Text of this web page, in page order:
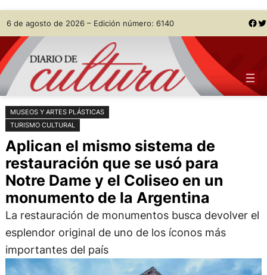
Saltar
al
contenido
Skip
to
content
6 de agosto de 2026 – Edición número: 6140 Facebook Twitter
MUSEOS Y ARTES PLÁSTICAS
TURISMO CULTURAL
Aplican el mismo sistema de
restauración que se usó para
Notre Dame y el Coliseo en un
monumento de la Argentina
La restauración de monumentos busca devolver el
esplendor original de uno de los íconos más
importantes del país